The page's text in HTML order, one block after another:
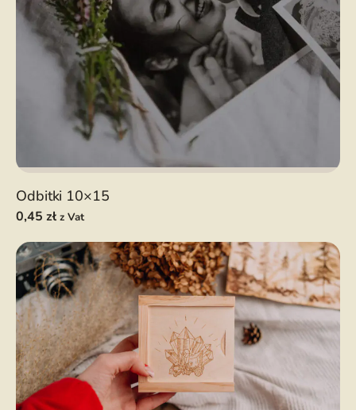
Odbitki 10×15
0,45 zł z Vat